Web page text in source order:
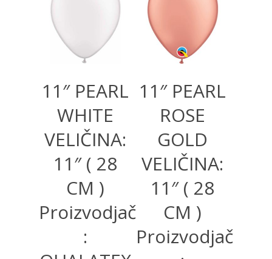
11″ PEARL
WHITE
VELIČINA:
11″ ( 28
CM )
Proizvodjač
:
11″ PEARL
ROSE
GOLD
VELIČINA:
11″ ( 28
CM )
Proizvodjač